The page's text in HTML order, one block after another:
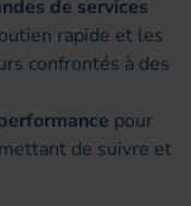
de services
rapide et les
confrontés à des
pour
de suivre et